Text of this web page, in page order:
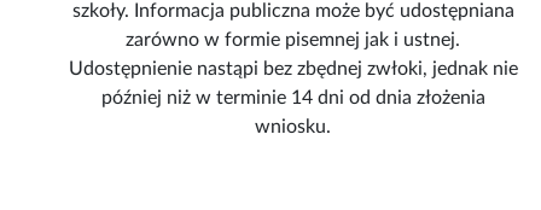
szkoły. Informacja publiczna może być udostępniana
zarówno w formie pisemnej jak i ustnej.
Udostępnienie nastąpi bez zbędnej zwłoki, jednak nie
później niż w terminie 14 dni od dnia złożenia
wniosku.